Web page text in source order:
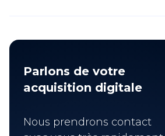
Parlons de votre
acquisition digitale
Nous prendrons contact